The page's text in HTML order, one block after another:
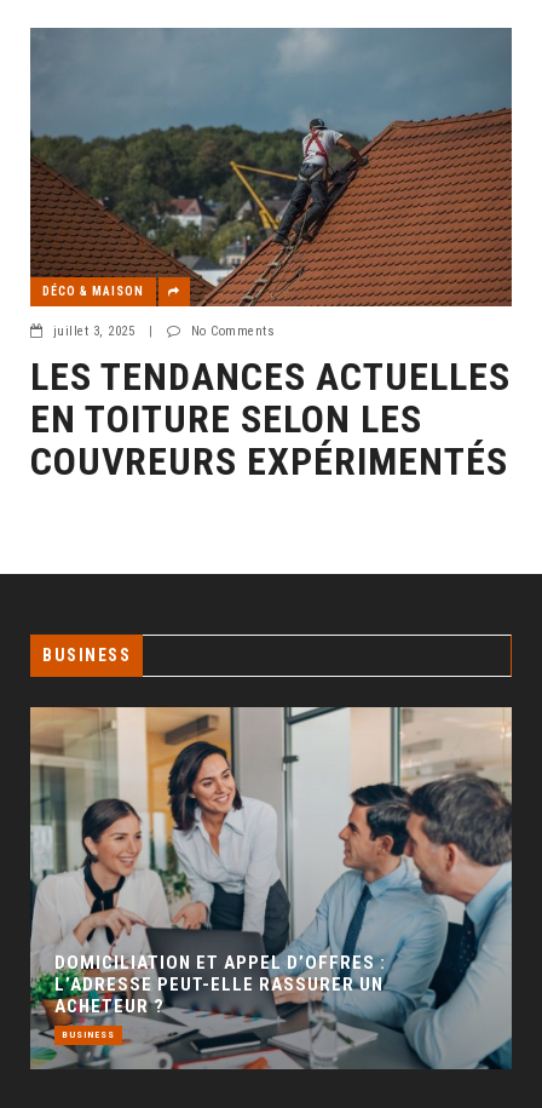
DÉCO & MAISON
juillet 3, 2025 No Comments
LES TENDANCES ACTUELLES
EN TOITURE SELON LES
COUVREURS EXPÉRIMENTÉS
BUSINESS
GÉO SEO : UN LEVIER INCONTOURNABLE POUR
LA VISIBILITÉ LOCALE
BUSINESS